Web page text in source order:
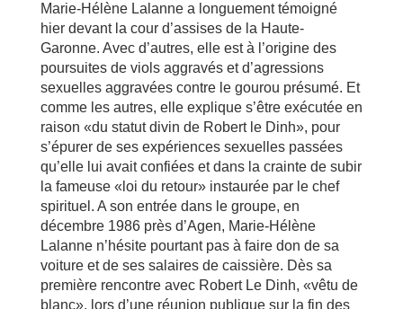
Marie-Hélène Lalanne a longuement témoigné
hier devant la cour d’assises de la Haute-
Garonne. Avec d’autres, elle est à l’origine des
poursuites de viols aggravés et d’agressions
sexuelles aggravées contre le gourou présumé. Et
comme les autres, elle explique s’être exécutée en
raison «du statut divin de Robert le Dinh», pour
s’épurer de ses expériences sexuelles passées
qu’elle lui avait confiées et dans la crainte de subir
la fameuse «loi du retour» instaurée par le chef
spirituel. A son entrée dans le groupe, en
décembre 1986 près d’Agen, Marie-Hélène
Lalanne n’hésite pourtant pas à faire don de sa
voiture et de ses salaires de caissière. Dès sa
première rencontre avec Robert Le Dinh, «vêtu de
blanc», lors d’une réunion publique sur la fin des